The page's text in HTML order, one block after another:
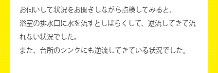
お伺いして状況をお聞きしながら点検してみると、
浴室の排水口に水を流すとしばらくして、逆流してきて流
れない状況でした。
また、台所のシンクにも逆流してきている状況でした。